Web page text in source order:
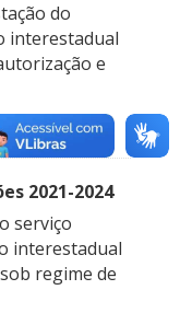
do
interestadual
e
2021-2024
serviço
interestadual
regime de